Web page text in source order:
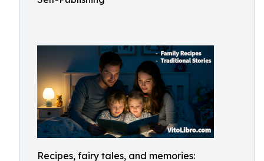
Recipes, fairy tales, and memories: